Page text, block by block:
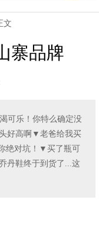
文
寨品牌
可乐！你特么确定没
好高啊▼老爸给我买
绝对坑！▼买了瓶可
丹鞋终于到货了...这